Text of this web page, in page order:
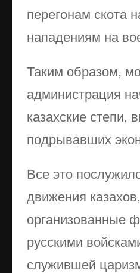
перегонам скота
нападениям на
Таким образом,
администрация
казахские степи,
подрывавших
Все это
движения
организованные
русскими
служившей